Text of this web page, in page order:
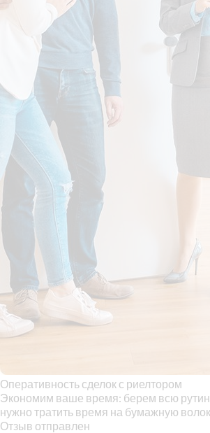
Оперативность сделок с риелтором
Экономим ваше время: берем всю
нужно тратить время на бумажную
Отзыв отправлен